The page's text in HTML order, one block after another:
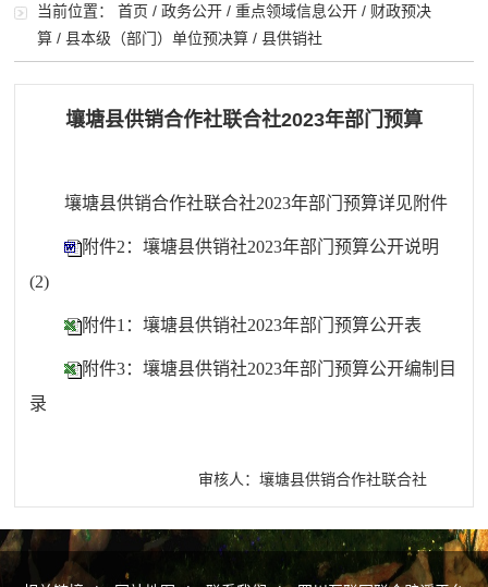
当前位置：首页 /政务公开 /重点领域信息公开 / 财政预决
算 /县本级（部门）单位预决算 /县供销社
壤塘县供销合作社联合社2023年部门预算
壤塘县供销合作社联合社2023年部门预算详见附件
附件2：壤塘县供销社2023年部门预算公开说明
(2)
附件1：壤塘县供销社2023年部门预算公开表
附件3：壤塘县供销社2023年部门预算公开编制目
录
审核人：壤塘县供销合作社联合社